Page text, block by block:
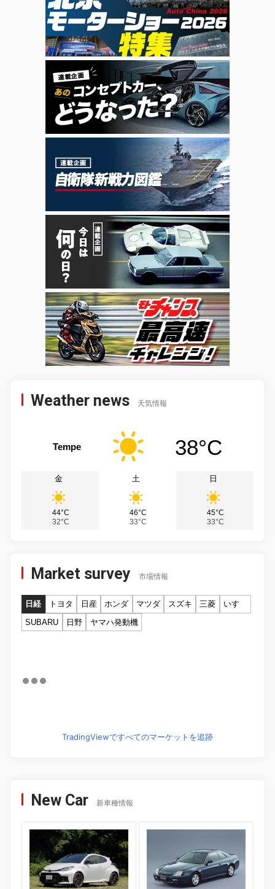
Weather news 天気情報
Tempe 38°C
金
44°C
32°C
土
46°C
33°C
日
45°C
33°C
Market survey 市場情報
日経 トヨタ 日産 ホンダ マツダ スズキ 三菱
いすゞ
SUBARU
日野 ヤマハ発動機
TradingViewですべてのマーケットを追跡
New Car 新車種情報